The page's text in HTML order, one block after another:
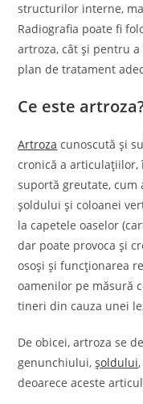
structurilor interne,
Radiografia poate fi
artroza, cât și pentru
plan de tratament
Ce este
Artroza cunoscută și
cronică a
suportă greutate,
șoldului și coloanei
la capetele oaselor
dar poate provoca și
osoși și funcționarea
oamenilor pe măsură
tineri din cauza unei
De obicei, artroza se
genunchiului,șoldului
deoarece aceste